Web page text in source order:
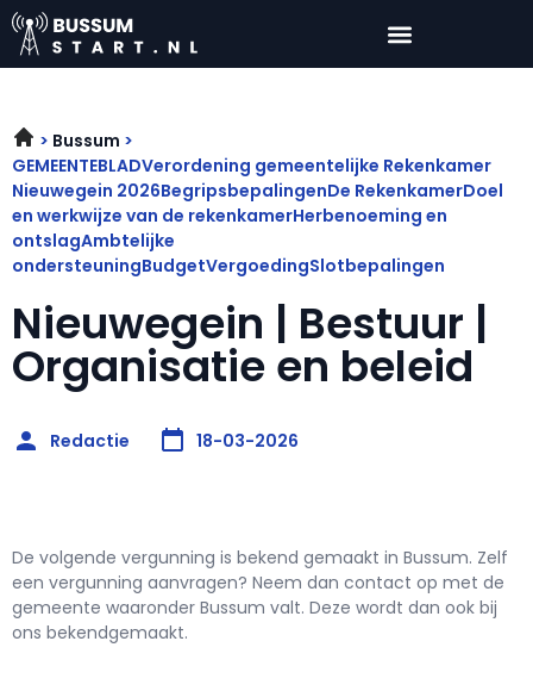
Bussum
GEMEENTEBLADVerordening gemeentelijke Rekenkamer
Nieuwegein 2026BegripsbepalingenDe RekenkamerDoel
en werkwijze van de rekenkamerHerbenoeming en
ontslagAmbtelijke
ondersteuningBudgetVergoedingSlotbepalingen
Nieuwegein | Bestuur |
Organisatie en beleid
Redactie 18-03-2026
De volgende vergunning is bekend gemaakt in Bussum. Zelf
een vergunning aanvragen? Neem dan contact op met de
gemeente waaronder Bussum valt. Deze wordt dan ook bij
ons bekendgemaakt.